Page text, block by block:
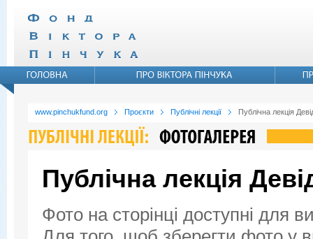
www.pinchukfund.org Проєкти Публічні лекції Публічна лекція
Публічна лекція
Фото на сторінці доступні для